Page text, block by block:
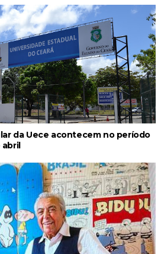
da Uece acontecem no período